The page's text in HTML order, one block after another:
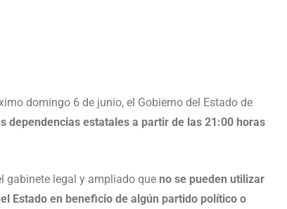
domingo 6 de junio, el Gobierno del Estado de
dependencias estatales a partir de las 21:00 horas
gabinete legal y ampliado que no se pueden utilizar
Estado en beneficio de algún partido político o